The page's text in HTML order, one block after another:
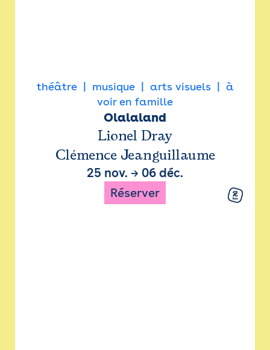
théâtre musique arts visuels
à
voir en famille
Olalaland
Lionel Dray
Clémence Jeanguillaume
25 nov. → 06 déc.
Réserver